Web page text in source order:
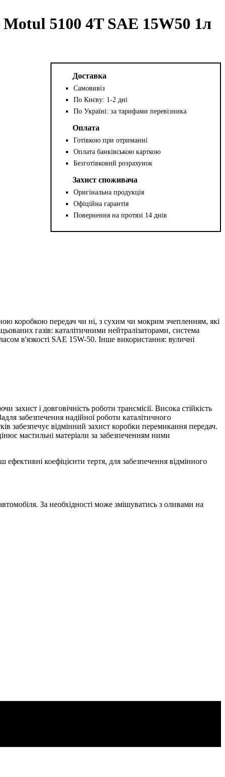
5100 4T SAE 15W50 1л
Доставка
Самовивіз
По Києву: 1-2 дні
По Україні: за тарифами перевізника
Оплата
Готівкою при отриманні
Оплата банківською карткою
Безготівковий розрахунок
Захист споживача
Оригінальна продукція
Офіційна гарантія
Повернення на протязі 14 днів
коробкою передач чи ні, з сухим чи мокрим зчепленням, які
газів: каталітичними нейтралізаторами, система
в'язкості SAE 15W-50. Інше використання: вуличні
захист і довговічність роботи трансмісії. Висока стійкість
забезпечення надійної роботи каталітичного
забезпечує відмінний захист коробки перемикання передач.
мастильні матеріали за забезпеченням ними
коефіцієнти тертя, для забезпечення відмінного
За необхідності може змішуватись з оливами на